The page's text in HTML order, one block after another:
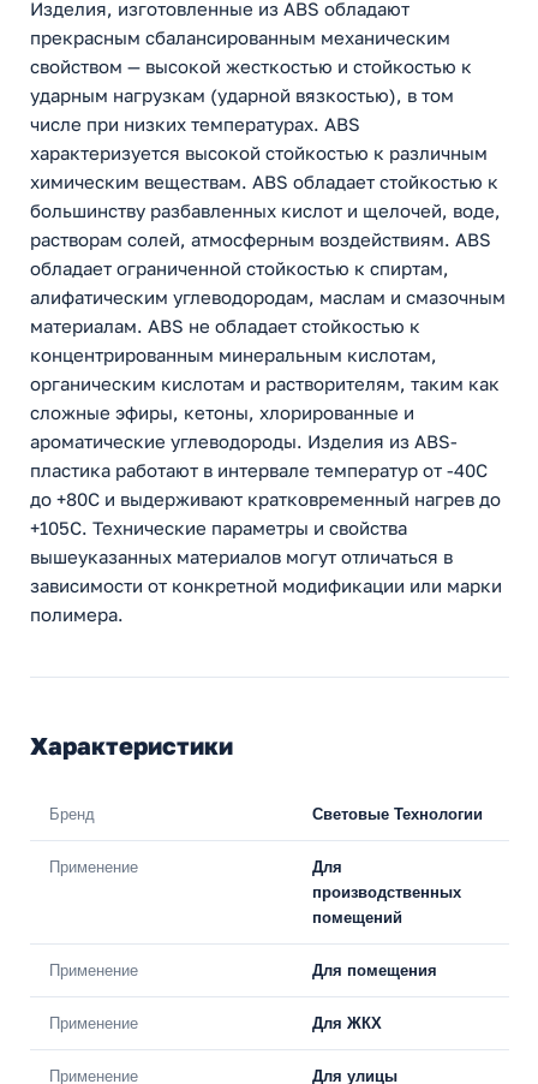
Изделия, изготовленные из ABS обладают
прекрасным сбалансированным механическим
свойством — высокой жесткостью и стойкостью к
ударным нагрузкам (ударной вязкостью), в том
числе при низких температурах. ABS
характеризуется высокой стойкостью к различным
химическим веществам. ABS обладает стойкостью к
большинству разбавленных кислот и щелочей, воде,
растворам солей, атмосферным воздействиям. ABS
обладает ограниченной стойкостью к спиртам,
алифатическим углеводородам, маслам и смазочным
материалам. ABS не обладает стойкостью к
концентрированным минеральным кислотам,
органическим кислотам и растворителям, таким как
сложные эфиры, кетоны, хлорированные и
ароматические углеводороды. Изделия из ABS-
пластика работают в интервале температур от -40C
до +80С и выдерживают кратковременный нагрев до
+105С. Технические параметры и свойства
вышеуказанных материалов могут отличаться в
зависимости от конкретной модификации или марки
полимера.
Характеристики
Бренд Световые Технологии
Применение
Для
производственных
помещений
Применение Для помещения
Применение Для ЖКХ
Применение Для улицы